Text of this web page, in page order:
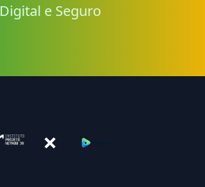
Digital e Seguro
×